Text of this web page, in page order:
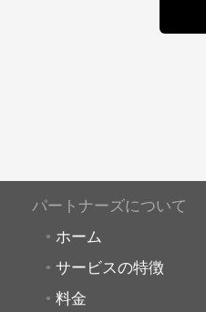
パートナーズについて
ホーム
サービスの特徴
料金